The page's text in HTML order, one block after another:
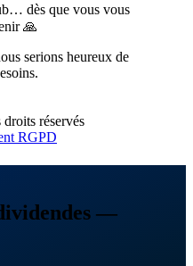
dès que vous vous
🙏
serions heureux de
réservés
RGPD
—